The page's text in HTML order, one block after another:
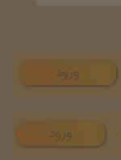
ورود
ورود